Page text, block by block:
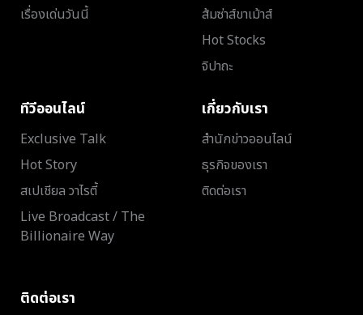
เรื่องเด่นวันนี้
ส้มซ่าส์ขาเม้าส์
Hot Stocks
จิปาถะ
ทีวีออนไลน์
Exclusive Talk
Hot Story
สเปเชียล วาไรตี้
Live Broadcast / The
Billionaire Way
เกี่ยวกับเรา
สำนักข่าวออนไลน์
ธุรกิจของเรา
ติดต่อเรา
ติดต่อเรา